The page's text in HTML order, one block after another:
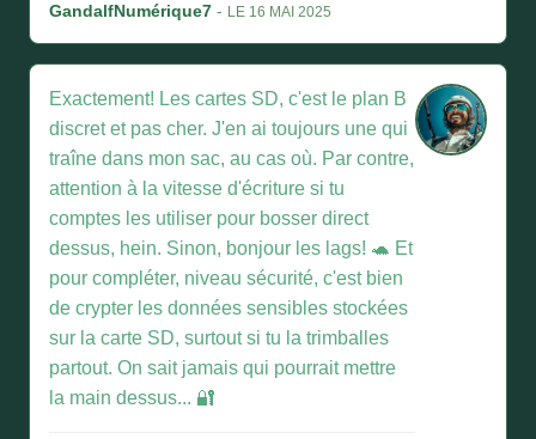
GandalfNumérique7 - LE 16 MAI 2025
Exactement! Les cartes SD, c'est le plan B
discret et pas cher. J'en ai toujours une qui
traîne dans mon sac, au cas où. Par contre,
attention à la vitesse d'écriture si tu
comptes les utiliser pour bosser direct
dessus, hein. Sinon, bonjour les lags! 🐢 Et
pour compléter, niveau sécurité, c'est bien
de crypter les données sensibles stockées
sur la carte SD, surtout si tu la trimballes
partout. On sait jamais qui pourrait mettre
la main dessus... 🔐